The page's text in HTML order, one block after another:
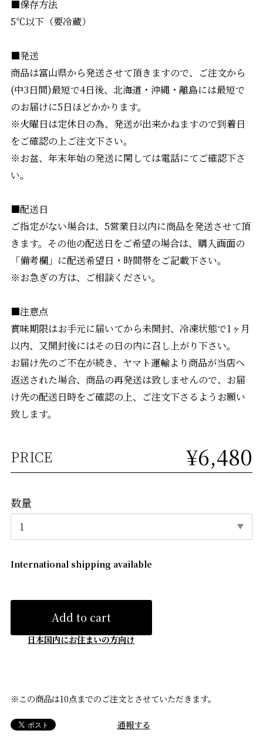
■保存方法
5℃以下（要冷蔵）
■発送
商品は富山県から発送させて頂きますので、ご注文から
(中3日間)最短で4日後、北海道・沖縄・離島には最短で
のお届けに5日ほどかかります。
※火曜日は定休日の為、発送が出来かねますので到着日
をご確認の上ご注文下さい。
※お盆、年末年始の発送に関しては電話にてご確認下さ
い。
■配送日
ご指定がない場合は、5営業日以内に商品を発送させて頂
きます。その他の配送日をご希望の場合は、購入画面の
「備考欄」に配送希望日・時間帯をご記載下さい。
※お急ぎの方は、ご相談ください。
■注意点
賞味期限はお手元に届いてから未開封、冷凍状態で1ヶ月
以内、又開封後にはその日の内に召し上がり下さい。
お届け先のご不在が続き、ヤマト運輸より商品が当店へ
返送された場合、商品の再発送は致しませんので、お届
け先の配送日時をご確認の上、ご注文下さるようお願い
致します。
PRICE ¥6,480
数量
International shipping available
Add to cart
日本国内にお住まいの方向け
※この商品は10点までのご注文とさせていただきます。
通報する